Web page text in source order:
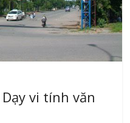
vi tính văn